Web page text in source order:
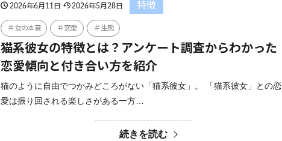
2026年6月11日 2026年5月28日 特徴
女の本音 恋愛 生態
猫系彼女の特徴とは？アンケート調査からわかった
恋愛傾向と付き合い方を紹介
猫のように自由でつかみどころがない「猫系彼女」。 「猫系彼女」との恋
愛は振り回される楽しさがある一方…
続きを読む